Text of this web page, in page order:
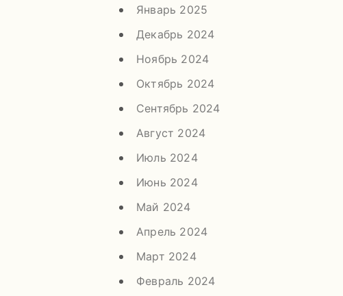
Январь 2025
Декабрь 2024
Ноябрь 2024
Октябрь 2024
Сентябрь 2024
Август 2024
Июль 2024
Июнь 2024
Май 2024
Апрель 2024
Март 2024
Февраль 2024